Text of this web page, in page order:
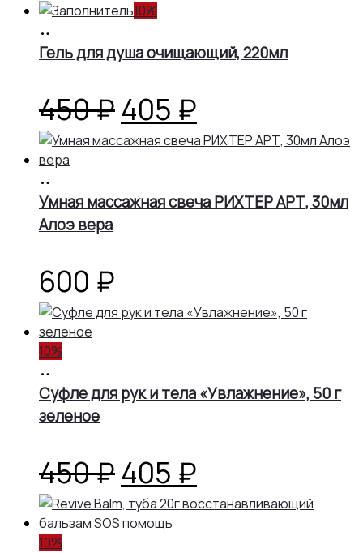
10%
корзину
Гель для душа очищающий, 220мл
450₽Первоначальная
цена
составляла
405 ₽
цена:
405 ₽.
корзину
Умная массажная свеча РИХТЕР АРТ, 30мл
Алоэ вера
600 ₽
10%
корзину
Суфле для рук и тела «Увлажнение», 50 г
зеленое
450₽Первоначальная
цена
405 ₽
цена:
10%